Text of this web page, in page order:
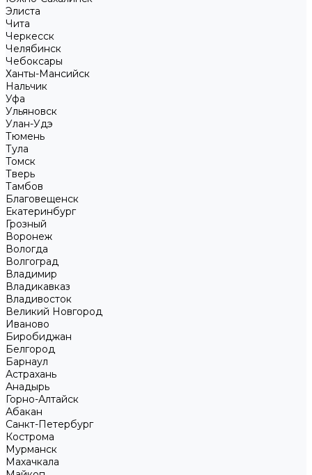
Элиста
Чита
Черкесск
Челябинск
Чебоксары
Ханты-Мансийск
Нальчик
Уфа
Ульяновск
Улан-Удэ
Тюмень
Тула
Томск
Тверь
Тамбов
Благовещенск
Екатеринбург
Грозный
Воронеж
Вологда
Волгоград
Владимир
Владикавказ
Владивосток
Великий Новгород
Иваново
Биробиджан
Белгород
Барнаул
Астрахань
Анадырь
Горно-Алтайск
Абакан
Санкт-Петербург
Кострома
Мурманск
Махачкала